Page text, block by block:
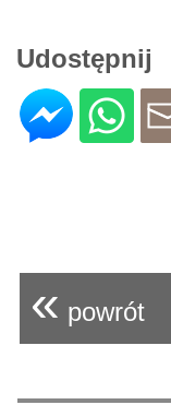
Udostępnij
« powrót